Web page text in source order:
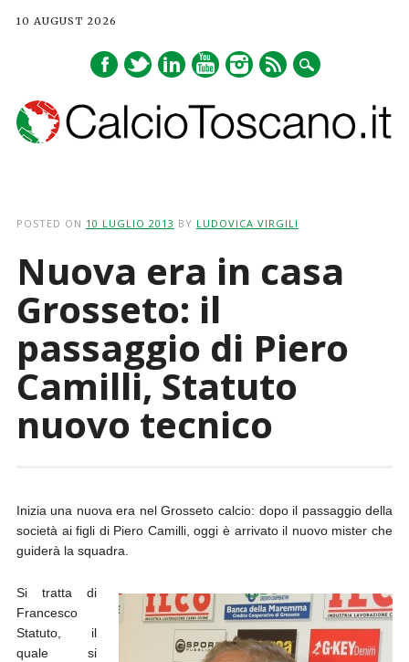
10 AUGUST 2026
POSTED ON 10 LUGLIO 2013 BY LUDOVICA VIRGILI
Nuova era in casa
Grosseto: il
passaggio di Piero
Camilli, Statuto
nuovo tecnico
Inizia una nuova era nel Grosseto calcio: dopo il passaggio della
società ai figli di Piero Camilli, oggi è arrivato il nuovo mister che
guiderà la squadra.
Si tratta di
Francesco
Statuto, il
quale si